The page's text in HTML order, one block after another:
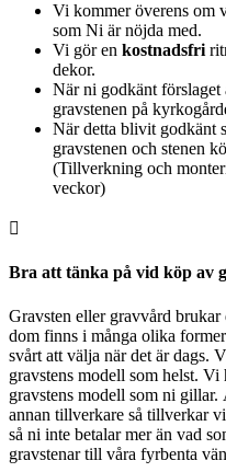
Vi kommer överens om
som Ni är nöjda med.
Vi gör en kostnadsfri
dekor.
När ni godkänt förslaget
gravstenen på
När detta blivit godkänt
gravstenen och stenen
(Tillverkning och
veckor)

Bra att tänka på vid köp av
Gravsten eller gravvård
dom finns i många olika
svårt att välja när det är dags.
gravstens modell som helst.
gravstens modell som ni
annan tillverkare så tillverkar
så ni inte betalar mer än vad
gravstenar till våra fyrbenta